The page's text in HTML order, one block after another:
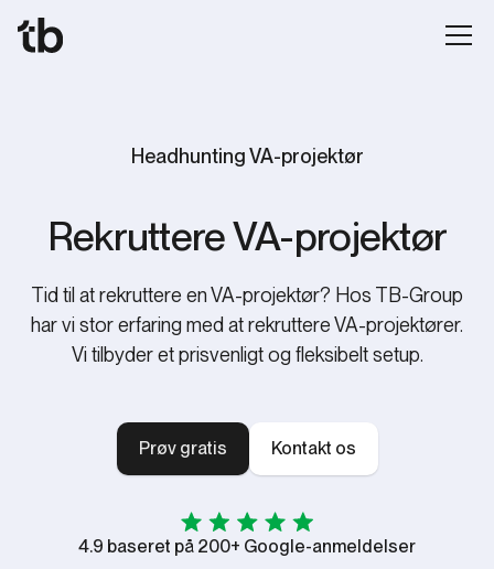
Headhunting VA-projektør
Rekruttere VA-projektør
Tid til at rekruttere en VA-projektør? Hos TB-Group
har vi stor erfaring med at rekruttere VA-projektører.
Vi tilbyder et prisvenligt og fleksibelt setup.
Prøv gratis Kontakt os
4.9 baseret på 200+ Google-anmeldelser